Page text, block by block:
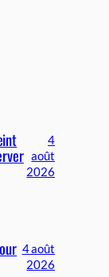
4
août
2026
4 août
2026